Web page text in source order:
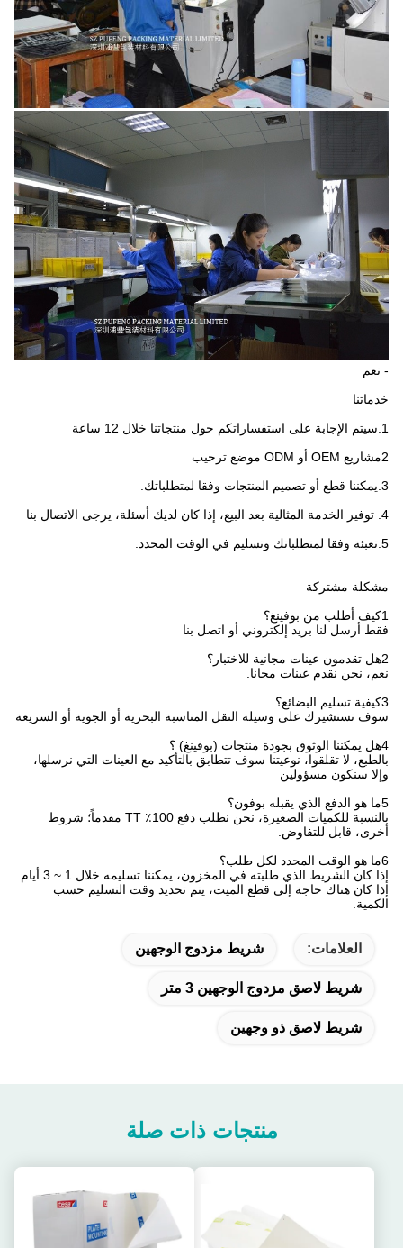
- نعم
خدماتنا
1.سيتم الإجابة على استفساراتكم حول منتجاتنا خلال 12 ساعة
2مشاريع OEM أو ODM موضع ترحيب
3.يمكننا قطع أو تصميم المنتجات وفقا لمتطلباتك.
4. توفير الخدمة المثالية بعد البيع، إذا كان لديك أسئلة، يرجى الاتصال بنا
5.تعبئة وفقا لمتطلباتك وتسليم في الوقت المحدد.
مشكلة مشتركة
1كيف أطلب من بوفينغ؟
فقط أرسل لنا بريد إلكتروني أو اتصل بنا
2هل تقدمون عينات مجانية للاختبار؟
نعم، نحن نقدم عينات مجانا.
3كيفية تسليم البضائع؟
سوف نستشيرك على وسيلة النقل المناسبة البحرية أو الجوية أو السريعة
4هل يمكننا الوثوق بجودة منتجات (بوفينغ) ؟
بالطبع، لا تقلقوا، نوعيتنا سوف تتطابق بالتأكيد مع العينات التي نرسلها،
وإلا سنكون مسؤولين
5ما هو الدفع الذي يقبله بوفون؟
بالنسبة للكميات الصغيرة، نحن نطلب دفع 100٪ TT مقدماً؛ شروط
أخرى، قابل للتفاوض.
6ما هو الوقت المحدد لكل طلب؟
إذا كان الشريط الذي طلبته في المخزون، يمكننا تسليمه خلال 1 ~ 3 أيام.
إذا كان هناك حاجة إلى قطع الميت، يتم تحديد وقت التسليم حسب
الكمية.
العلامات: شريط مزدوج الوجهين
شريط لاصق مزدوج الوجهين 3 متر
شريط لاصق ذو وجهين
منتجات ذات صلة